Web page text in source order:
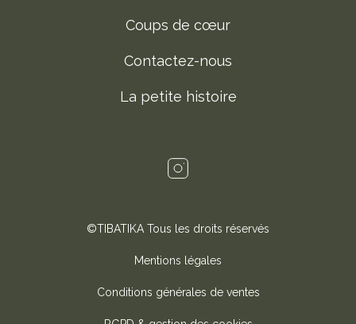
Coups de cœur
Contactez-nous
La petite histoire
©TIBATIKA Tous les droits réservés
Mentions légales
Conditions générales de ventes